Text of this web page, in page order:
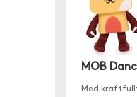
MOB
Med